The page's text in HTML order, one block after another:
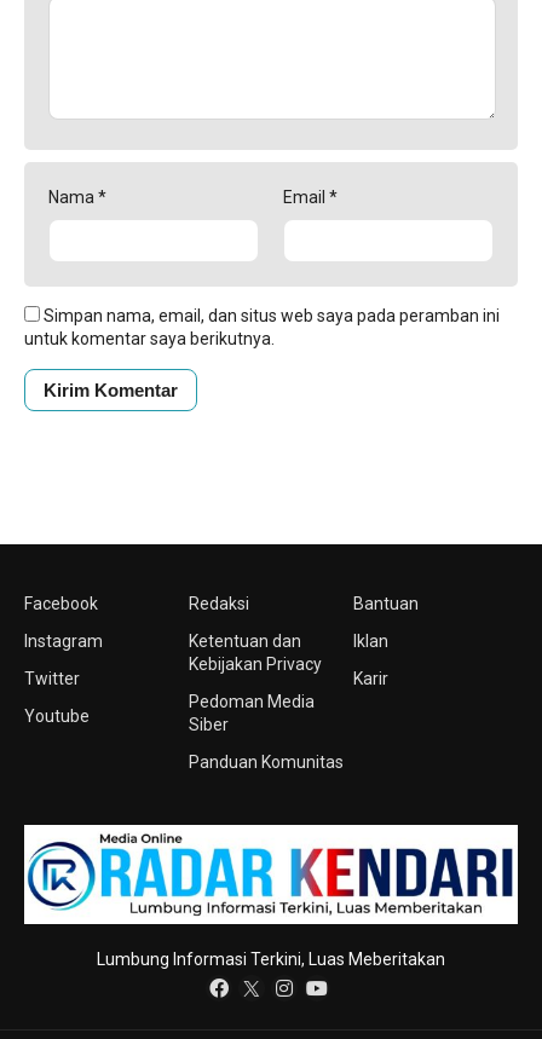
Nama * Email *
Simpan nama, email, dan situs web saya pada peramban ini
untuk komentar saya berikutnya.
Facebook
Instagram
Twitter
Youtube
Redaksi
Ketentuan dan
Kebijakan Privacy
Pedoman Media
Siber
Panduan Komunitas
Bantuan
Iklan
Karir
Lumbung Informasi Terkini, Luas Meberitakan